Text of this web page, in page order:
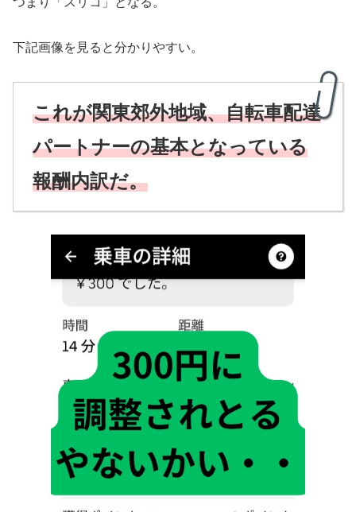
下記画像を見ると分かりやすい。
これが関東郊外地域、自転車配達
パートナーの基本となっている
報酬内訳だ。